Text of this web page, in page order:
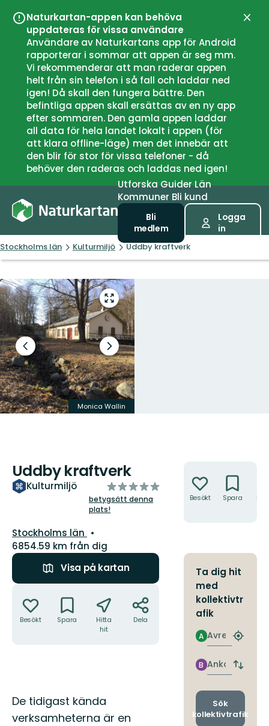
Naturkartan-appen kan behöva
uppdateras för vissa användare
Användare av Naturkartans app för Android
rapporterar i sommar att appen är seg mm.
Vi rekommenderar att man raderar appen
helt från sin telefon i så fall och laddar ned
igen! Då skall den fungera bättre. Den
befintliga appen skall ersättas av en ny app
efter sommaren. Den gamla appen laddar
all data för hela landet lokalt i appen (för
att klara offline-läge) men det innebär att
den blir för stor för vissa telefoner - då
behöver den raderas och laddas ned igen!
UtforskaGuiderLän
Kommuner Bli kund
Bli
medlem
Logga
in
Stockholms län Kulturmiljö Uddby kraftverk
Gå
till
helskärmsläge
Föregående
bild
Nästa
bildspel
Monica Wallin
Uddby kraftverk
Kulturmiljö
av
5
stjärnor
betygsätt denna
plats!
Län:
Stockholms län
6854.59 km från dig
Visa på kartan
Besökt Spara
Hitta
hit
Dela
Beskrivning
De tidigast kända
verksamheterna är en
Besökt Spara
Ta dig hit
med
kollektivtr
afik
Avresa
A
Hitta
Ankomst
B
Byt
och
Sök
kollektivtrafik